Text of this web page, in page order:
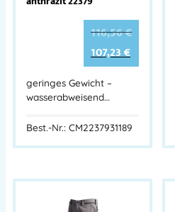
116,56€
107,23€
geringes Gewicht –
wasserabweisend…
Best.-Nr.: CM2237931189